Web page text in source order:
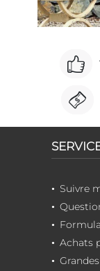
Suivre
Achats